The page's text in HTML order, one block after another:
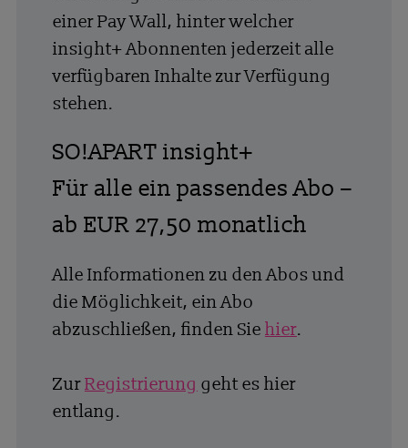
einer Pay Wall, hinter welcher
insight+ Abonnenten jederzeit alle
verfügbaren Inhalte zur Verfügung
stehen.
SO!APART insight+
Für alle ein passendes Abo –
ab EUR 27,50 monatlich
Alle Informationen zu den Abos und
die Möglichkeit, ein Abo
abzuschließen, finden Sie hier.
ZurRegistrierung geht es hier
entlang.